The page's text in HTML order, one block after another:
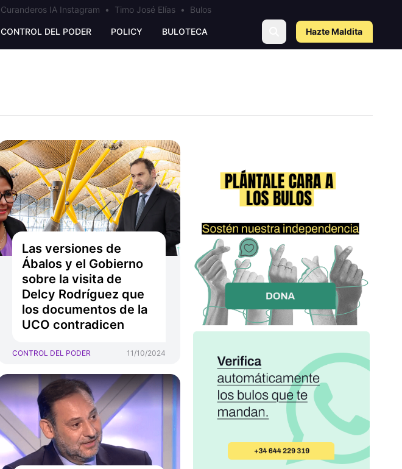
Curanderos IA Instagram • Timo José Elías • Bulos
CONTROL DEL PODER POLICY BULOTECA Hazte Maldita
Las versiones de
Ábalos y el Gobierno
sobre la visita de
Delcy Rodríguez que
los documentos de la
UCO contradicen
CONTROL DEL PODER 11/10/2024